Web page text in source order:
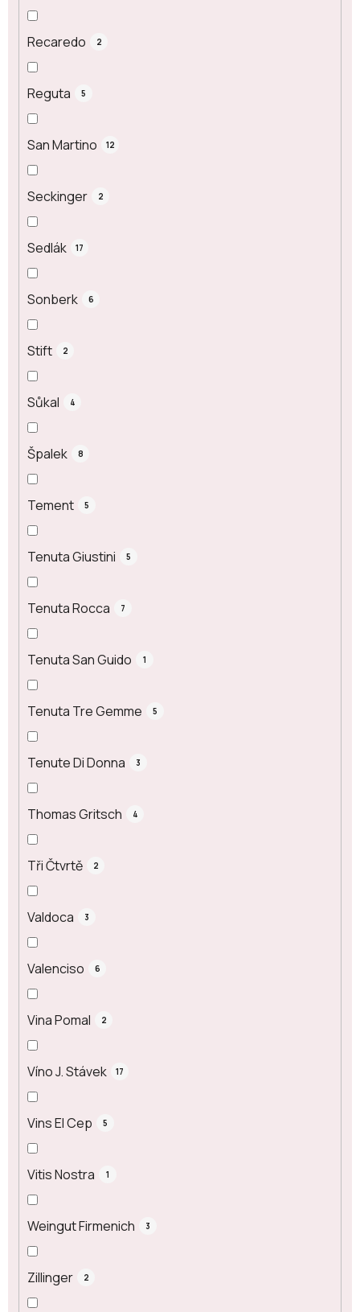
Recaredo 2
Reguta 5
San Martino 12
Seckinger 2
Sedlák 17
Sonberk 6
Stift 2
Sůkal 4
Špalek 8
Tement 5
Tenuta Giustini 5
Tenuta Rocca 7
Tenuta San Guido 1
Tenuta Tre Gemme 5
Tenute Di Donna 3
Thomas Gritsch 4
Tři Čtvrtě 2
Valdoca 3
Valenciso 6
Vina Pomal 2
Víno J. Stávek 17
Vins El Cep 5
Vitis Nostra 1
Weingut Firmenich 3
Zillinger 2